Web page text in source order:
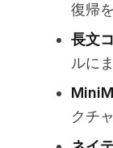
復帰
長文
ルに
クチ